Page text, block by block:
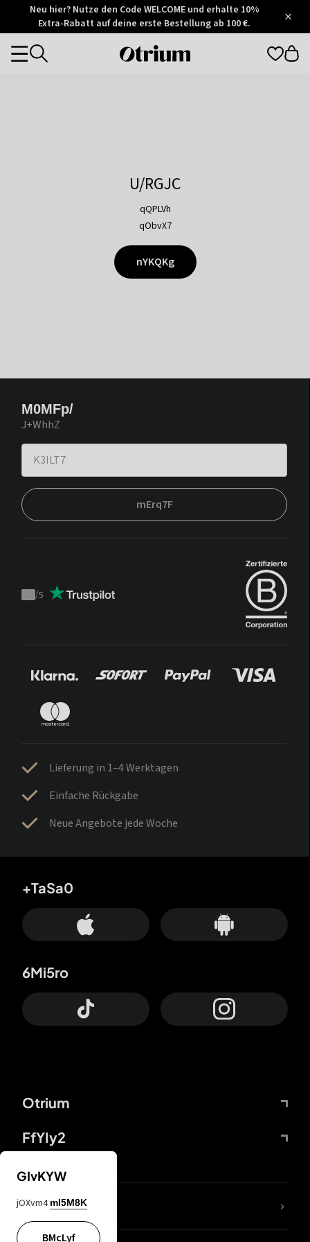
Otrium
Trustpilot
Neu hier? Nutze den Code WELCOME und erhalte 10%
Extra-Rabatt auf deine erste Bestellung ab 100 €.
Otrium
Categories
U/RGJC
qQPLVh
qObvX7
nYKQKg
M0MFp/
J+WhhZ
mErq7F
Trustpilot
/5
Lieferung in 1–4 Werktagen
Einfache Rückgabe
Neue Angebote jede Woche
Otrium
FfYIy2
+TaSa0
6Mi5ro
DDcvSo
GIvKYW
jOXvm4 mI5M8K
BMcLyf